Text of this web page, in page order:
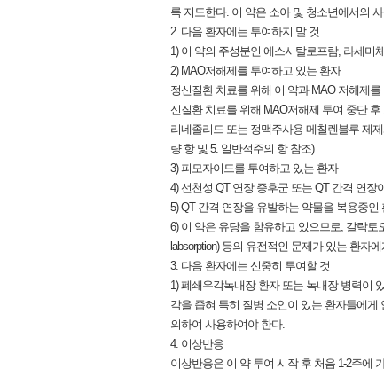
록 지도한다. 이 약은 소아 및 청소년에서의
2. 다음 환자에는 투여하지 말 것
1) 이 약의 주성분인 에스시탈로프람, 라세미
2) MAO저해제를 투여하고 있는 환자
정신질환 치료를 위해 이 약과 MAO 저해제
신질환 치료를 위해 MAO저해제 투여 중단
리네졸리드 또는 정맥주사용 메칠렌블루 제
량 항 및 5. 일반적주의 항 참조)
3) 피모자이드를 투여하고 있는 환자
4) 선천성 QT 연장 증후군 또는 QT 간격 연장
5) QT 간격 연장을 유발하는 약물을 복용중인
6) 이 약은 유당을 함유하고 있으므로, 갈락토
labsorption) 등의 유전적인 문제가 있는 환자
3. 다음 환자에는 신중히 투여할 것
1) 폐쇄우각녹내장 환자 또는 녹내장 병력이
각을 좁혀 특히 질병 소인이 있는 환자들에
의하여 사용하여야 한다.
4. 이상반응
이상반응은 이 약 투여 시작 후 처음 1-2주에